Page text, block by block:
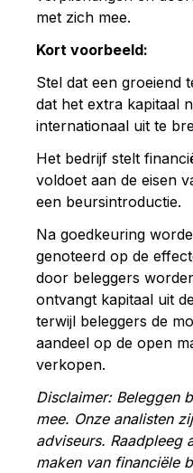
met zich mee.
Kort voorbeeld:
Stel dat een groeiend
dat het extra kapitaal
internationaal uit te
Het bedrijf stelt
voldoet aan de eisen
een beursintroductie.
Na goedkeuring
genoteerd op de
door beleggers
ontvangt kapitaal uit
terwijl beleggers de
aandeel op de open
verkopen.
Disclaimer: Beleggen
mee. Onze analisten
adviseurs. Raadpleeg
maken van financiële